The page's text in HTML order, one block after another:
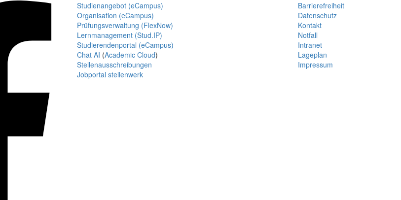
Studienangebot (eCampus)
Organisation (eCampus)
Prüfungsverwaltung (FlexNow)
Lernmanagement (Stud.IP)
Studierendenportal (eCampus)
Chat AI (Academic Cloud)
Stellenausschreibungen
Jobportal stellenwerk
Barrierefreiheit
Datenschutz
Kontakt
Notfall
Intranet
Lageplan
Impressum